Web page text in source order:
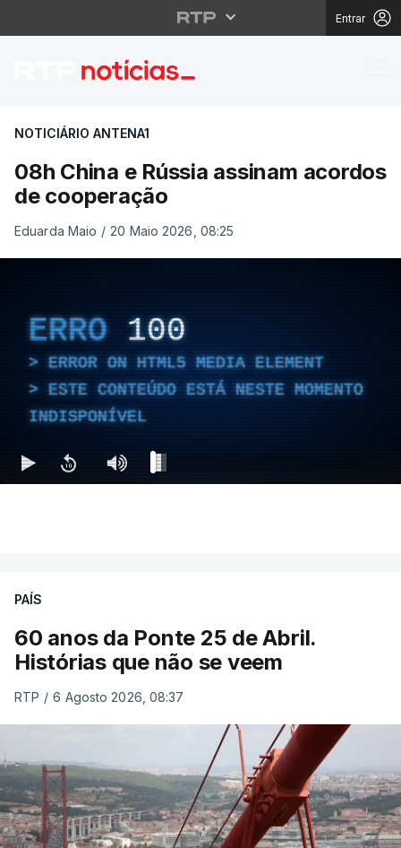
Entrar
08h China e Rússia
NOTICIÁRIO ANTENA1
08h China e Rússia assinam acordos
de cooperação
Eduarda Maio / 20 Maio 2026, 08:25
ERRO 100
ERROR ON HTML5 MEDIA ELEMENT
ESTE CONTEÚDO ESTÁ NESTE MOMENTO
INDISPONÍVEL
PAÍS
60 anos da Ponte 25 de Abril.
Histórias que não se veem
RTP / 6 Agosto 2026, 08:37